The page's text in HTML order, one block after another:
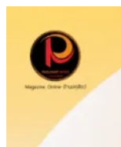
content